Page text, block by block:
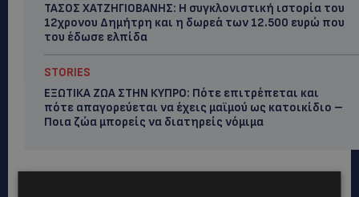
ΤΑΣΟΣ ΧΑΤΖΗΓΙΟΒΑΝΗΣ: Η συγκλονιστική ιστορία του
12χρονου Δημήτρη και η δωρεά των 12.500 ευρώ που
του έδωσε ελπίδα
STORIES
ΕΞΩΤΙΚΑ ΖΩΑ ΣΤΗΝ ΚΥΠΡΟ: Πότε επιτρέπεται και
πότε απαγορεύεται να έχεις μαϊμού ως κατοικίδιο –
Ποια ζώα μπορείς να διατηρείς νόμιμα